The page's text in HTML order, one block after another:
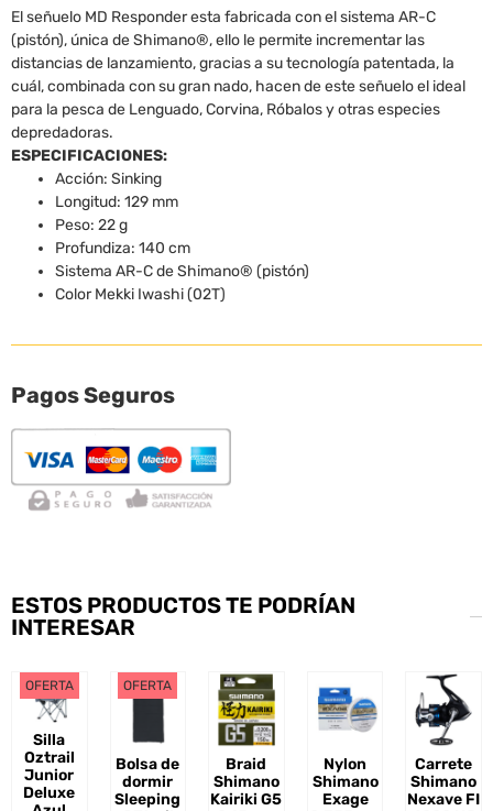
El señuelo MD Responder esta fabricada con el sistema AR-C
(pistón), única de Shimano®, ello le permite incrementar las
distancias de lanzamiento, gracias a su tecnología patentada, la
cuál, combinada con su gran nado, hacen de este señuelo el ideal
para la pesca de Lenguado, Corvina, Róbalos y otras especies
depredadoras.
ESPECIFICACIONES:
Acción: Sinking
Longitud: 129 mm
Peso: 22 g
Profundiza: 140 cm
Sistema AR-C de Shimano® (pistón)
Color Mekki Iwashi (02T)
Pagos Seguros
ESTOS PRODUCTOS TE PODRÍAN
INTERESAR
OFERTA
Silla
Oztrail
Junior
Deluxe
OFERTA
Bolsa de
dormir
Sleeping
Braid
Shimano
Kairiki G5
Nylon
Shimano
Exage
Carrete
Shimano
Nexave FI